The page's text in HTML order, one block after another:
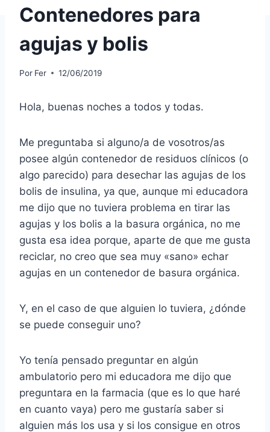
Contenedores para
agujas y bolis
Por Fer 12/06/2019
Hola, buenas noches a todos y todas.
Me preguntaba si alguno/a de vosotros/as
posee algún contenedor de residuos clínicos (o
algo parecido) para desechar las agujas de los
bolis de insulina, ya que, aunque mi educadora
me dijo que no tuviera problema en tirar las
agujas y los bolis a la basura orgánica, no me
gusta esa idea porque, aparte de que me gusta
reciclar, no creo que sea muy «sano» echar
agujas en un contenedor de basura orgánica.
Y, en el caso de que alguien lo tuviera, ¿dónde
se puede conseguir uno?
Yo tenía pensado preguntar en algún
ambulatorio pero mi educadora me dijo que
preguntara en la farmacia (que es lo que haré
en cuanto vaya) pero me gustaría saber si
alguien más los usa y si los consigue en otros